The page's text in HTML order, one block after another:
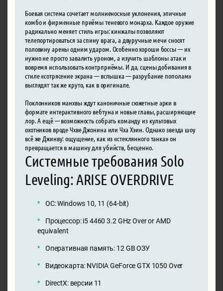
Боевая система сочетает молниеносные уклонения, эпичные
комбо и фирменные приёмы теневого монарха. Каждое оружие
радикально меняет стиль игры: кинжалы позволяют
телепортироваться за спину врага, а двуручные мечи сносят
половину арены одним ударом. Особенно хороши боссы — их
нужно не просто завалить уроном, а изучить шаблоны атак и
вовремя использовать контрприёмы. И да, сцены добивания в
стиле «сотрясение экрана — вспышка — разрубание пополам»
выглядят так же круто, как в оригинале.
Поклонников манхвы ждут каноничные сюжетные арки в
формате интерактивного вебтуна и новые главы, расширяющие
лор. А ещё — возможность собрать команду из культовых
охотников вроде Чхве Джонина или Чха Хэин. Однако звезда шоу
всё же Джинву: ощущение, как из «стеклянного танка» он
превращается в машину для убийств, бесценно.
Системные требования Solo
Leveling: ARISE OVERDRIVE
ОС: Windows 10, 11 (64-bit)
Процессор: i5 4460 3.2 GHz Over or AMD
equivalent
Оперативная память: 12 GB ОЗУ
Видеокарта: NVIDIA GeForce GTX 1050 Over
DirectX: версии 11